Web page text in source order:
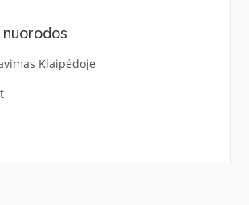
nuorodos
Klaipėdoje